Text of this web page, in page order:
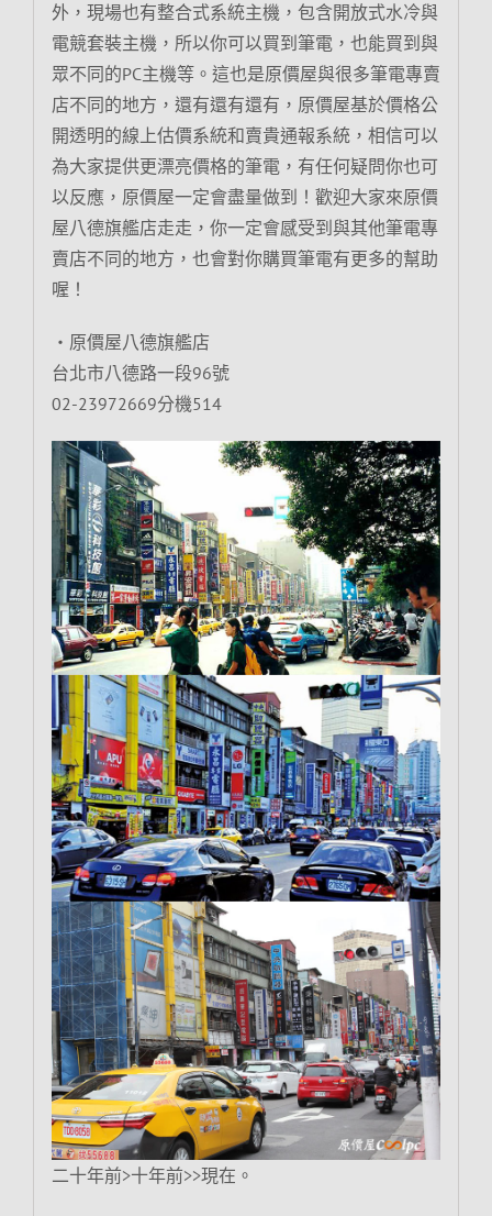
外，現場也有整合式系統主機，包含開放式水冷與
電競套裝主機，所以你可以買到筆電，也能買到與
眾不同的PC主機等。這也是原價屋與很多筆電專賣
店不同的地方，還有還有還有，原價屋基於價格公
開透明的線上估價系統和賣貴通報系統，相信可以
為大家提供更漂亮價格的筆電，有任何疑問你也可
以反應，原價屋一定會盡量做到！歡迎大家來原價
屋八德旗艦店走走，你一定會感受到與其他筆電專
賣店不同的地方，也會對你購買筆電有更多的幫助
喔！
‧原價屋八德旗艦店
台北市八德路一段96號
02-23972669分機514
二十年前>十年前>>現在。